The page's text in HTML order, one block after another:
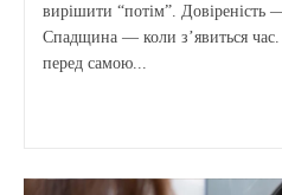
вирішити “потім”. Довіреність
Спадщина — коли з’явиться
перед самою...